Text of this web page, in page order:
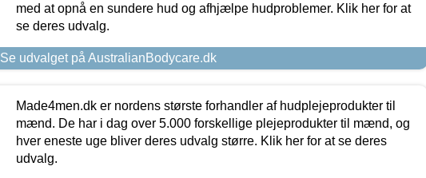
med at opnå en sundere hud og afhjælpe hudproblemer. Klik her for at
se deres udvalg.
Se udvalget på AustralianBodycare.dk
Made4men.dk er nordens største forhandler af hudplejeprodukter til
mænd. De har i dag over 5.000 forskellige plejeprodukter til mænd, og
hver eneste uge bliver deres udvalg større. Klik her for at se deres
udvalg.